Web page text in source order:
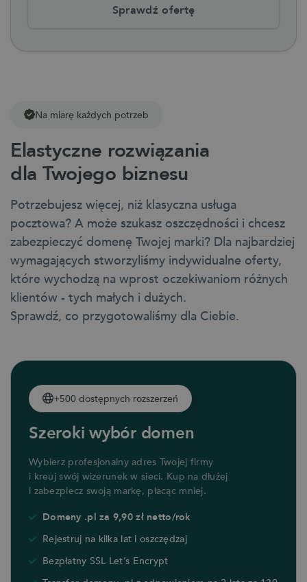
Sprawdź ofertę
Na miarę każdych potrzeb
Elastyczne rozwiązania
dla Twojego biznesu
Potrzebujesz więcej, niż klasyczna usługa
pocztowa? A może szukasz oszczędności i chcesz
zabezpieczyć domenę Twojej marki? Dla najbardziej
wymagających stworzyliśmy indywidualne oferty,
które wychodzą na wprost oczekiwaniom różnych
klientów - tych małych i dużych.
Sprawdź, co przygotowaliśmy dla Ciebie.
+500 dostępnych rozszerzeń
Szeroki wybór domen
Wybierz profesjonalny adres Twojej firmy
i kreuj swój wizerunek w sieci. Kup na dłużej
i zabezpiecz swoją markę, płacąc mniej.
Domeny .pl za 9,90 zł netto/rok
Rejestruj na kilka lat i oszczędzaj
Bezpłatny SSL Let’s Encrypt